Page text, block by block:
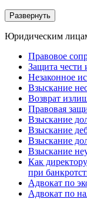
Развернуть
Юридическим
Правовое
Защита чести
Незаконное
Взыскание
Возврат
Правовая
Взыскание
Взыскание
Взыскание
Взыскание
Как
при
Адвокат по
Адвокат по